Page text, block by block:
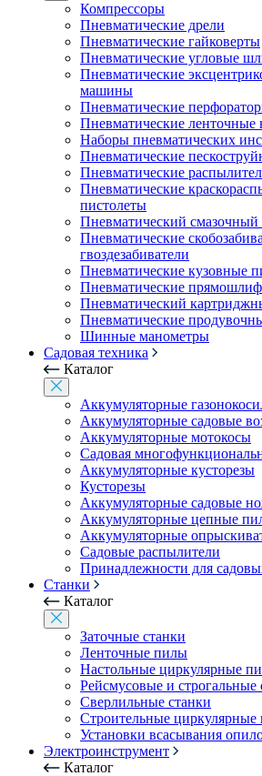
Компрессоры
Пневматические дрели
Пневматические гайковерты
Пневматические угловые
Пневматические
машины
Пневматические
Пневматические ленточные
Наборы пневматических
Пневматические
Пневматические
Пневматические
пистолеты
Пневматический
Пневматические
гвоздезабиватели
Пневматические кузовные
Пневматические
Пневматический
Пневматические
Шинные манометры
Садовая техника
Каталог
Аккумуляторные
Аккумуляторные садовые
Аккумуляторные мотокосы
Садовая
Аккумуляторные кусторезы
Кусторезы
Аккумуляторные садовые
Аккумуляторные цепные
Аккумуляторные
Садовые распылители
Принадлежности для
Станки
Каталог
Заточные станки
Ленточные пилы
Настольные циркулярные
Рейсмусовые и строгальные
Сверлильные станки
Строительные
Установки всасывания
Электроинструмент
Каталог